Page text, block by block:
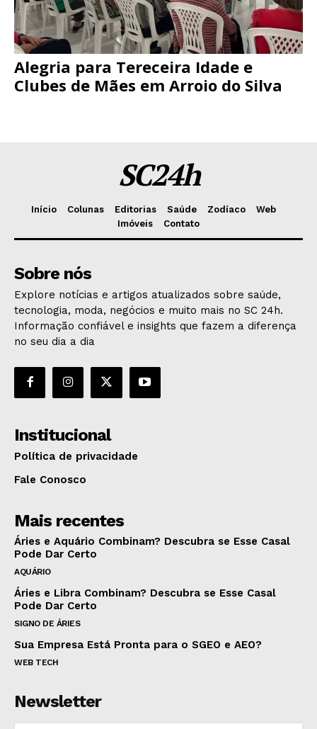
Alegria para Tereceira Idade e
Clubes de Mães em Arroio do Silva
SC24h
Início Colunas Editorias Saúde Zodíaco
Web
Imóveis
Contato
Sobre nós
Explore notícias e artigos atualizados sobre saúde,
tecnologia, moda, negócios e muito mais no SC 24h.
Informação confiável e insights que fazem a diferença
no seu dia a dia
Institucional
Política de privacidade
Fale Conosco
Mais recentes
Áries e Aquário Combinam? Descubra se Esse Casal
Pode Dar Certo
AQUÁRIO
Áries e Libra Combinam? Descubra se Esse Casal
Pode Dar Certo
SIGNO DE ÁRIES
Sua Empresa Está Pronta para o SGEO e AEO?
WEB TECH
Newsletter